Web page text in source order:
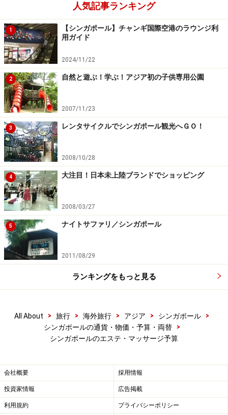
人気記事ランキング
1
【シンガポール】チャンギ国際空港のラウンジ利
用ガイド
2024/11/22
2 自然と遊ぶ！学ぶ！アジア初の子供専用公園
2007/11/23
3 レンタサイクルでシンガポール観光へＧＯ！
2008/10/28
4 大注目！日本未上陸ブランドでショッピング
2008/03/27
5 ナイトサファリ／シンガポール
2011/08/29
ランキングをもっと見る
All About > 旅行 > 海外旅行 > アジア > シンガポール
>
シンガポールの通貨・物価・予算・両替
>
シンガポールのエステ・マッサージ予算
会社概要 採用情報
投資家情報 広告掲載
利用規約 プライバシーポリシー